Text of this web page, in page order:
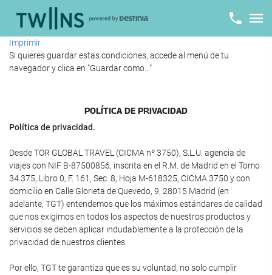
Imprimir
Si quieres guardar estas condiciones, accede al menú de tu
navegador y clica en "Guardar como..."
POLÍTICA DE PRIVACIDAD
Política de privacidad.
Desde TOR GLOBAL TRAVEL (CICMA nº 3750), S.L.U. agencia de
viajes con NIF B-87500856, inscrita en el R.M. de Madrid en el Tomo
34.375, Libro 0, F. 161, Sec. 8, Hoja M-618325, CICMA 3750 y con
domicilio en Calle Glorieta de Quevedo, 9, 28015 Madrid (en
adelante, TGT) entendemos que los máximos estándares de calidad
que nos exigimos en todos los aspectos de nuestros productos y
servicios se deben aplicar indudablemente a la protección de la
privacidad de nuestros clientes.
Por ello, TGT te garantiza que es su voluntad, no solo cumplir